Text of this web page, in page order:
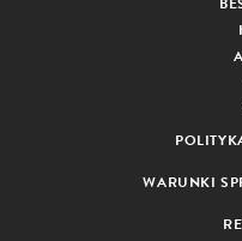
WARUNKI